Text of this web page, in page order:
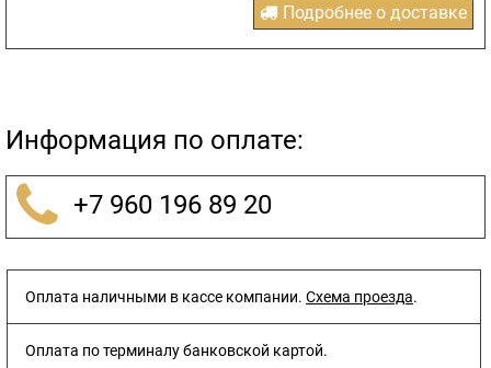
Подробнее о доставке
Информация по оплате:
+7 960 196 89 20
Оплата наличными в кассе компании. Схема проезда.
Оплата по терминалу банковской картой.